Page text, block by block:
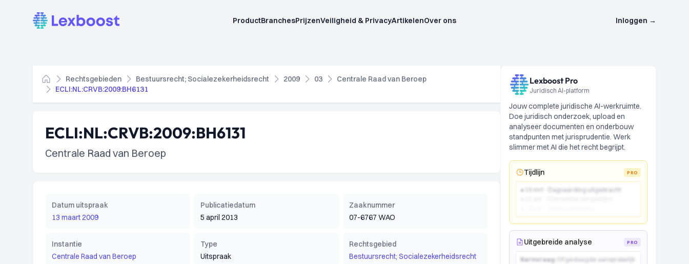
Lexboost ProductBranchesPrijzenVeiligheid & PrivacyArtikelenOver ons Inloggen →
Home
Rechtsgebieden Bestuursrecht; Socialezekerheidsrecht 2009 03
Centrale Raad van Beroep
ECLI:NL:CRVB:2009:BH6131
ECLI:NL:CRVB:2009:BH6131
Centrale Raad van Beroep
Datum uitspraak
13 maart 2009
Publicatiedatum
5 april 2013
Zaaknummer
07-6767 WAO
Instantie
Centrale Raad van Beroep
Type
Uitspraak
Rechtsgebied
Bestuursrecht; Socialezekerheidsrecht
Lexboost Pro
Juridisch AI-platform
Jouw complete juridische AI-werkruimte.
Doe juridisch onderzoek, upload en
analyseer documenten en onderbouw
standpunten met jurisprudentie. Werk
slimmer met AI die het recht begrijpt.
Tijdlijn PRO
● 15 mrt - Dagvaarding uitgebracht
Uitgebreide analyse PRO
Kernvraag:
Of gedaagde aansprakelijk